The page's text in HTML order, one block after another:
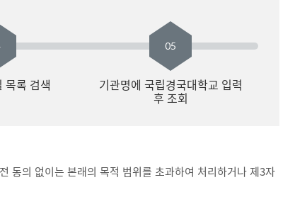
목록 검색
05
기관명에 국립경국대학교 입력
후 조회
동의 없이는 본래의 목적 범위를 초과하여 처리하거나 제3자